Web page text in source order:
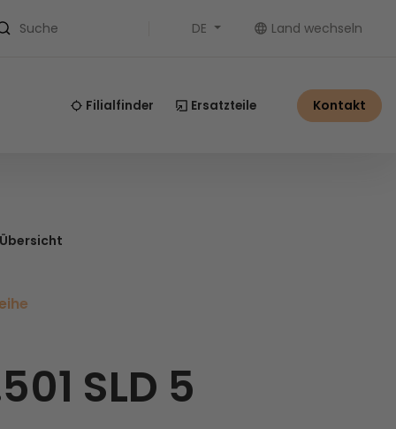
DE Land wechseln
Filialfinder Ersatzteile Kontakt
SLD 5